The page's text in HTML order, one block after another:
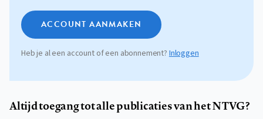
ACCOUNT AANMAKEN
Heb je al een account of een abonnement? Inloggen
Altijd toegang tot alle publicaties van het NTVG?